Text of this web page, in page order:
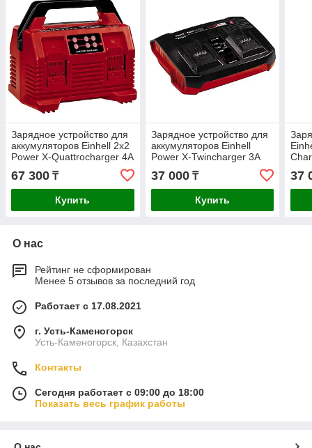
Зарядное устройство для
аккумуляторов Einhell 2x2
Power X-Quattrocharger 4A
67 300 ₸
Купить
Зарядное устройство для
аккумуляторов Einhell
Power X-Twincharger 3A
37 000₸
Купить
37
О нас
Рейтинг не сформирован
Менее 5 отзывов за последний год
Работает с 17.08.2021
г. Усть-Каменогорск
Усть-Каменогорск, Казахстан
Контакты
Сегодня работает с 09:00 до 18:00
Показать весь график работы